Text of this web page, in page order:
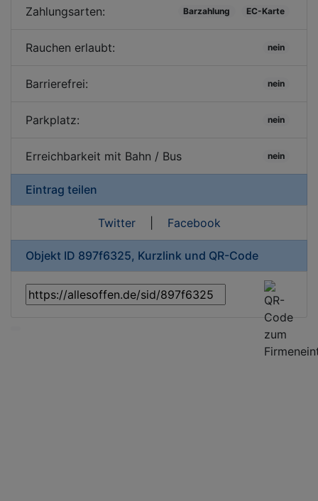
Zahlungsarten: Barzahlung EC-Karte
Rauchen erlaubt: nein
Barrierefrei: nein
Parkplatz: nein
Erreichbarkeit mit Bahn / Bus nein
Eintrag teilen
Twitter| Facebook
Objekt ID 897f6325, Kurzlink und QR-Code